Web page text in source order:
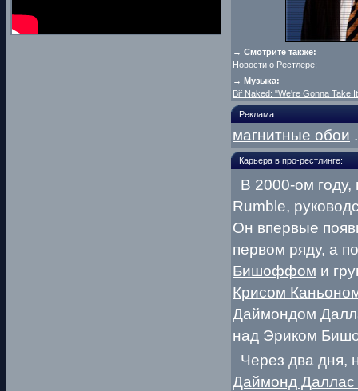
→ Смотрите также:
Новости о Рестлере;
→ Музыка:
Bif Naked: "We're Gonna Take
Реклама:
магнитные обои
Карьера в про-рестлинге:
В 2000-ом году,
Rumble,
Он впервые
первом ряду, а
Бишоффом и
Крисом
Даймондом
над Эриком
Через два дня,
Даймонд